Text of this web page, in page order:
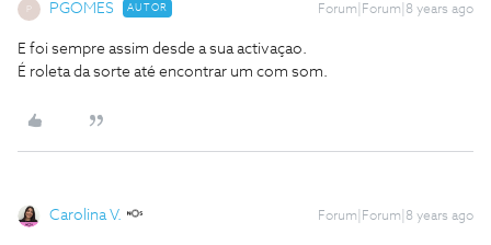
PGOMES AUTOR Forum|Forum|8 years ago
E foi sempre assim desde a sua activaçao.
É roleta da sorte até encontrar um com som.
Carolina V. Forum|Forum|8 years ago